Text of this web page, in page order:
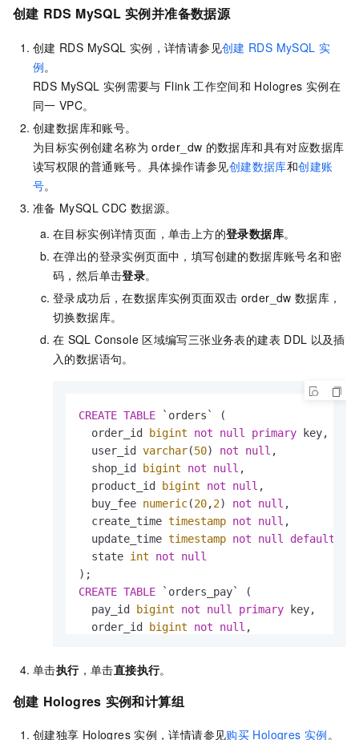
创建 RDS MySQL 实例并准备数据源
创建 RDS MySQL 实例，详情请参见创建 RDS MySQL 实
例。
RDS MySQL 实例需要与 Flink 工作空间和 Hologres 实例在
同一 VPC。
创建数据库和账号。
为目标实例创建名称为 order_dw 的数据库和具有对应数据库
读写权限的普通账号。具体操作请参见创建数据库和创建账
号。
准备 MySQL CDC 数据源。
在目标实例详情页面，单击上方的登录数据库。
在弹出的登录实例页面中，填写创建的数据库账号名和密
码，然后单击登录。
登录成功后，在数据库实例页面双击 order_dw 数据库，
切换数据库。
在 SQL Console 区域编写三张业务表的建表 DDL 以及插
入的数据语句。
CREATE TABLE `orders` (
  order_id
bigint not null primary key,
  user_id
varchar(50) not null ,
  shop_id
bigint not null ,
  product_id
bigint not null ,
  buy_fee
numeric(20,2) not null ,
  create_time
timestamp not null ,
  update_time
timestamp not null default
  state
int not
null
CREATE TABLE `orders_pay` (
  pay_id
bigint not null primary key,
  order_id
bigint not null ,
  create_time
CREATE TABLE `product_catalog` (
  catalog_name
varchar( 50) not null
单击执行，单击直接执行。
创建 Hologres 实例和计算组
创建独享 Hologres 实例，详情请参见购买 Hologres 实例。